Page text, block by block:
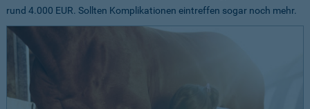
rund 4.000 EUR. Sollten Komplikationen eintreffen sogar noch mehr.